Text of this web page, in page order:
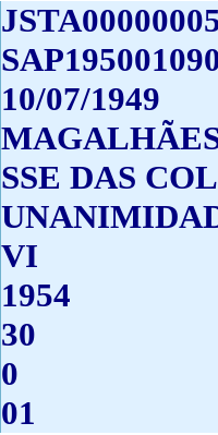
10/07/1949
SSE DAS
VI
1954
30
0
01